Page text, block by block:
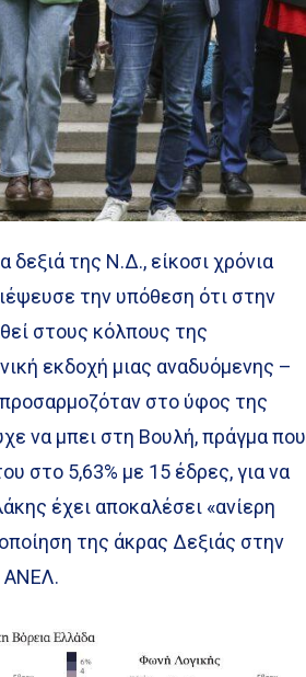
της Ν.Δ., είκοσι χρόνια
την υπόθεση ότι στην
στους κόλπους της
εκδοχή μιας αναδυόμενης –
στο ύφος της
να μπει στη Βουλή, πράγμα που
στο 5,63% με 15 έδρες, για να
έχει αποκαλέσει «ανίερη
της άκρας Δεξιάς στην
ΑΝΕΛ.